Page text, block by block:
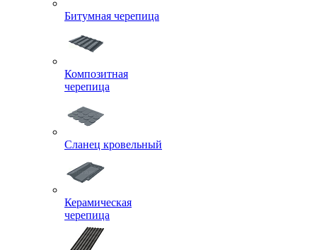
Битумная черепица
Композитная
черепица
Сланец кровельный
Керамическая
черепица